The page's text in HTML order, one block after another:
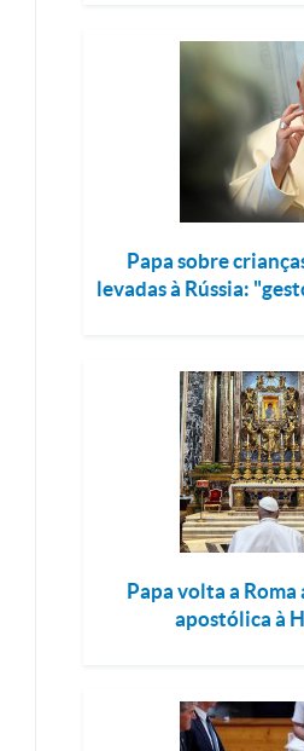
Papa sobre
levadas à Rússia:
Papa volta a Roma
apostólica à